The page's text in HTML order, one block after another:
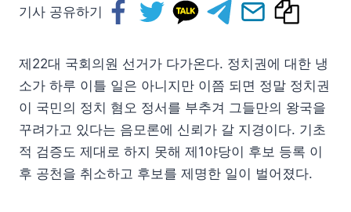
기사 공유하기
제22대 국회의원 선거가 다가온다. 정치권에 대한 냉
소가 하루 이틀 일은 아니지만 이쯤 되면 정말 정치권
이 국민의 정치 혐오 정서를 부추겨 그들만의 왕국을
꾸려가고 있다는 음모론에 신뢰가 갈 지경이다. 기초
적 검증도 제대로 하지 못해 제1야당이 후보 등록 이
후 공천을 취소하고 후보를 제명한 일이 벌어졌다.